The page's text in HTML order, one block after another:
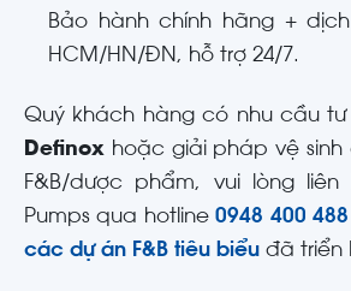
Bảo hành chính hãng +
HCM/HN/ĐN, hỗ trợ 24/7.
Quý khách hàng có nhu cầu
Definox hoặc giải pháp vệ
F&B/dược phẩm, vui lòng liên
Pumps qua hotline0948 400 488
các dự án F&B tiêu biểu đã triển